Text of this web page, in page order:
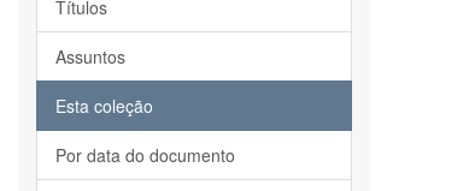
Títulos
Assuntos
Esta coleção
Por data do documento